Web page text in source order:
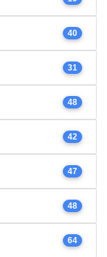
40
31
48
42
47
48
64